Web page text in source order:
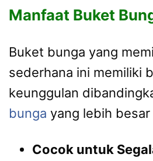
Manfaat Buket
Buket bunga yang
sederhana ini memiliki
keunggulan
bunga yang lebih
Cocok untuk